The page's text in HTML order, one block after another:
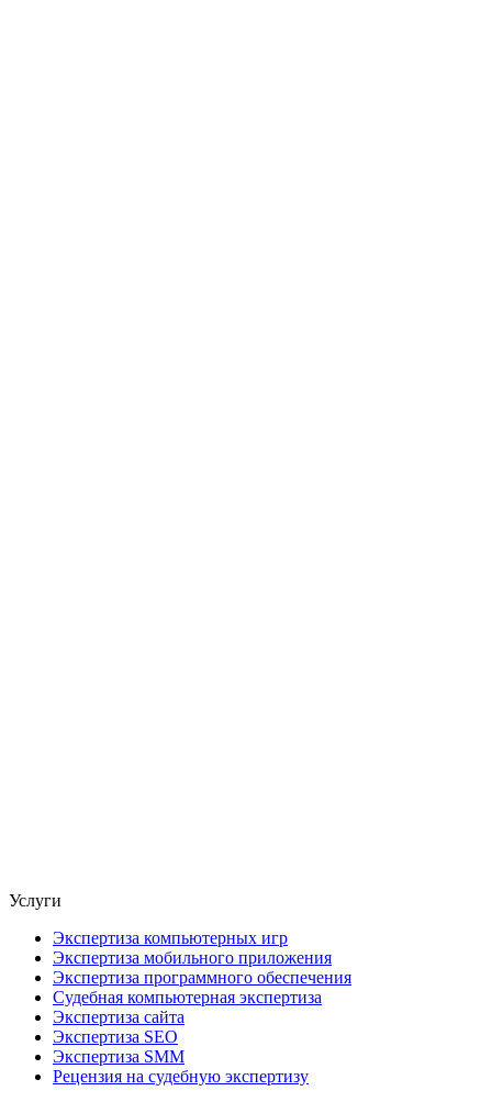
Услуги
Экспертиза компьютерных игр
Экспертиза мобильного приложения
Экспертиза программного обеспечения
Судебная компьютерная экспертиза
Экспертиза сайта
Экспертиза SEO
Экспертиза SMM
Рецензия на судебную экспертизу